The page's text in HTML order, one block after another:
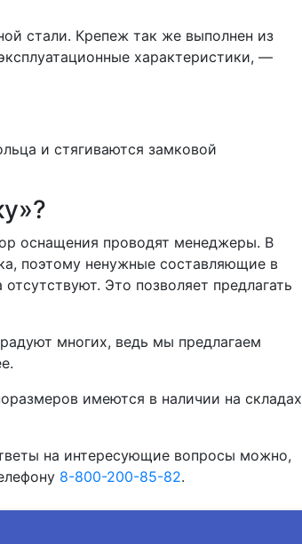
стали. Крепеж так же выполнен из
характеристики, —
и стягиваются замковой
оснащения проводят менеджеры. В
поэтому ненужные составляющие в
Это позволяет предлагать
многих, ведь мы предлагаем
имеются в наличии на складах
на интересующие вопросы можно,
8-800-200-85-82.